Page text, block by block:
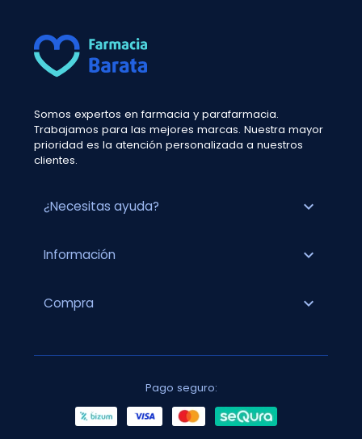
Somos expertos en farmacia y parafarmacia.
Trabajamos para las mejores marcas. Nuestra mayor
prioridad es la atención personalizada a nuestros
clientes.
¿Necesitas ayuda? expand_more
Información expand_more
Compra expand_more
Pago seguro: